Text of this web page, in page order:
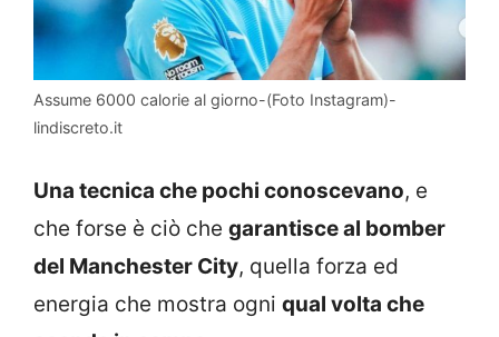
Assume 6000 calorie al giorno-(Foto Instagram)-
lindiscreto.it
Una tecnica che pochi conoscevano, e
che forse è ciò che garantisce al bomber
del Manchester City, quella forza ed
energia che mostra ogni qual volta che